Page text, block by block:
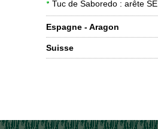
Tuc de Saboredo : arête SE
Espagne - Aragon
Suisse